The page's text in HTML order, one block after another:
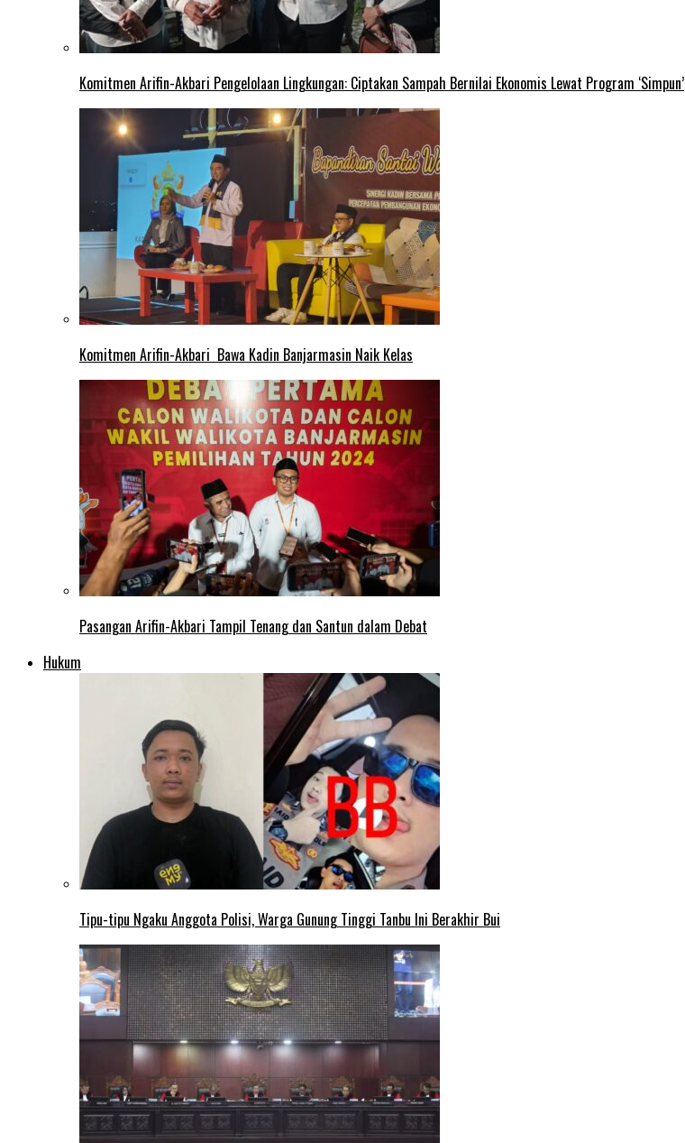
Komitmen Arifin-Akbari Pengelolaan Lingkungan: Ciptakan Sampah Bernilai Ekonomis Lewat Program ‘Simpun’
Komitmen Arifin-Akbari Bawa Kadin Banjarmasin Naik Kelas
Pasangan Arifin-Akbari Tampil Tenang dan Santun dalam Debat
Hukum
Tipu-tipu Ngaku Anggota Polisi, Warga Gunung Tinggi Tanbu Ini Berakhir Bui